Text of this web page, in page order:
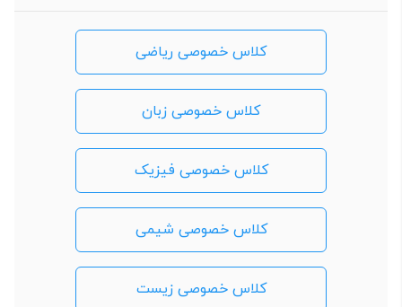
کلاس خصوصی ریاضی
کلاس خصوصی زبان
کلاس خصوصی فیزیک
کلاس خصوصی شیمی
کلاس خصوصی زیست